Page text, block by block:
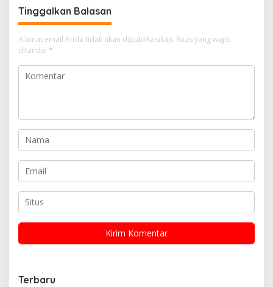
Tinggalkan Balasan
Alamat email Anda tidak akan dipublikasikan. Ruas yang wajib
ditandai *
Terbaru